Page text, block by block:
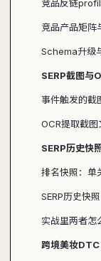
竞品反链
竞品产品矩阵
Schema升级
SERP截图与
事件触发的截
OCR提取截图
排名快照：单
实战里两者怎
跨境美妆